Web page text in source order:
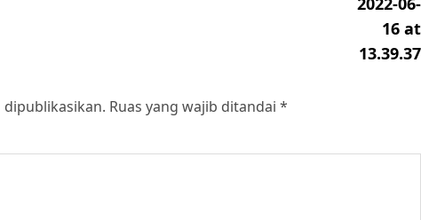
dipublikasikan. Ruas yang wajib ditandai *